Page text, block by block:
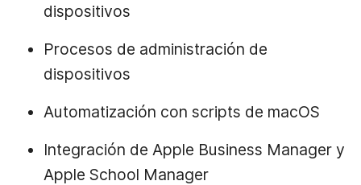
dispositivos
Procesos de administración de
dispositivos
Automatización con scripts de macOS
Integración de Apple Business Manager y
Apple School Manager